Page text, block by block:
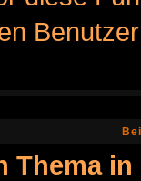
Thema